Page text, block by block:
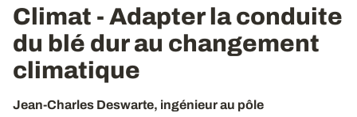
Climat - Adapter la conduite
du blé dur au changement
climatique
Jean-Charles Deswarte, ingénieur au pôle